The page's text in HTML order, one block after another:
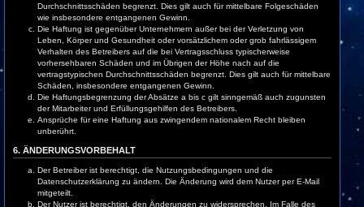
Durchschnittsschäden begrenzt. Dies gilt auch für mittelbare Folgeschäden
wie insbesondere entgangenen Gewinn.
Die Haftung ist gegenüber Unternehmern außer bei der Verletzung von
Leben, Körper und Gesundheit oder vorsätzlichem oder grob fahrlässigem
Verhalten des Betreibers auf die bei Vertragsschluss typischerweise
vorhersehbaren Schäden und im Übrigen der Höhe nach auf die
vertragstypischen Durchschnittsschäden begrenzt. Dies gilt auch für mittelbare
Schäden, insbesondere entgangenen Gewinn.
Die Haftungsbegrenzung der Absätze a bis c gilt sinngemäß auch zugunsten
der Mitarbeiter und Erfüllungsgehilfen des Betreibers.
Ansprüche für eine Haftung aus zwingendem nationalem Recht bleiben
unberührt.
6. ÄNDERUNGSVORBEHALT
Der Betreiber ist berechtigt, die Nutzungsbedingungen und die
Datenschutzerklärung zu ändern. Die Änderung wird dem Nutzer per E-Mail
mitgeteilt.
Der Nutzer ist berechtigt, den Änderungen zu widersprechen. Im Falle des